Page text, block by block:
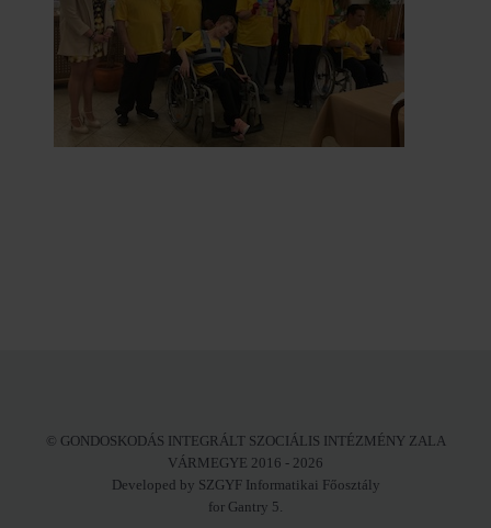
© GONDOSKODÁS INTEGRÁLT SZOCIÁLIS INTÉZMÉNY ZALA
VÁRMEGYE 2016 - 2026
Developed by SZGYF Informatikai Főosztály
for Gantry 5.